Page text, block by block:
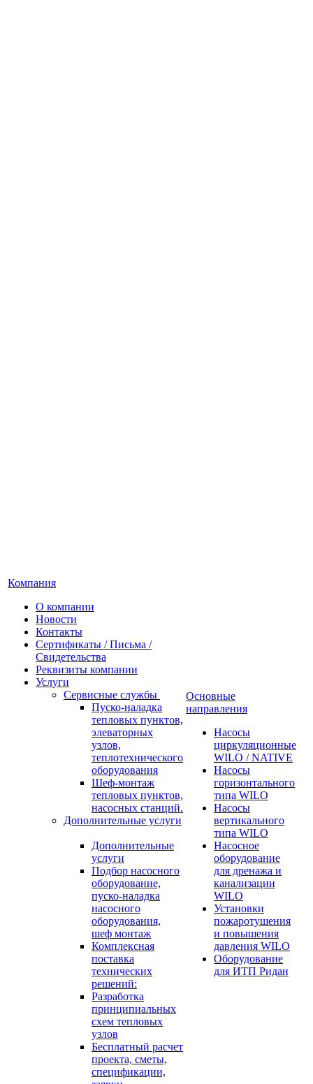
Компания
О компании
Новости
Контакты
Сертификаты / Письма /
Свидетельства
Реквизиты компании
Услуги
Сервисные службы
Пуско-наладка
тепловых пунктов,
элеваторных
узлов,
теплотехнического
оборудования
Шеф-монтаж
тепловых пунктов,
насосных станций.
Дополнительные услуги
Дополнительные
услуги
Подбор насосного
оборудование,
пуско-наладка
насосного
оборудования,
шеф монтаж
Комплексная
поставка
технических
решений:
Разработка
принципиальных
схем тепловых
узлов
Бесплатный расчет
проекта, сметы,
спецификации,
Основные
направления
Насосы
циркуляционные
WILO / NATIVE
Насосы
горизонтального
типа WILO
Насосы
вертикального
типа WILO
Насосное
оборудование
для дренажа и
канализации
WILO
Установки
пожаротушения
и повышения
давления WILO
Оборудование
для ИТП Ридан